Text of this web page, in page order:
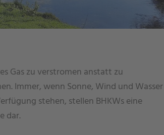
Gas zu verstromen anstatt zu
Immer, wenn Sonne, Wind und Wasser
stehen, stellen BHKWs eine
dar.